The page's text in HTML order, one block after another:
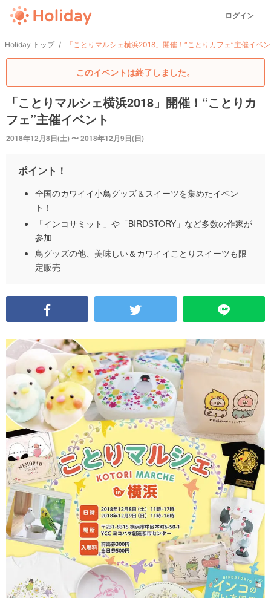
ログイン
Holiday トップ 「ことりマルシェ横浜2018」開催！“ことりカフェ”主催イベ
このイベントは終了しました。
「ことりマルシェ横浜2018」開催！“ことりカ
フェ”主催イベント
2018年12月8日(土) 〜 2018年12月9日(日)
ポイント！
全国のカワイイ小鳥グッズ＆スイーツを集めたイベン
ト！
「インコサミット」や「BIRDSTORY」など多数の作家が
参加
鳥グッズの他、美味しい＆カワイイことりスイーツも限
定販売